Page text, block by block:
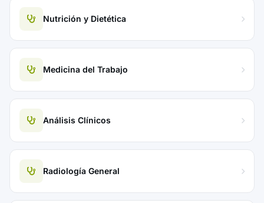
Nutrición y Dietética
Medicina del Trabajo
Análisis Clínicos
Radiología General